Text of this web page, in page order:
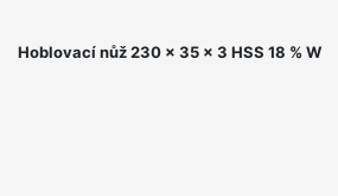
Hoblovací nůž230 x 35 x 3 HSS 18 % W